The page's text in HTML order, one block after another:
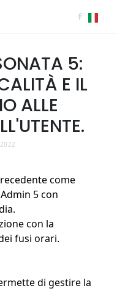
5:
E IL
ALLE
come
5 con
con la
fusi orari.
di gestire la